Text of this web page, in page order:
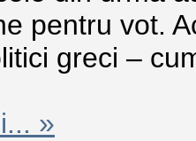
pentru vot.
greci –
»